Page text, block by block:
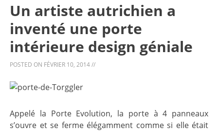
Un artiste autrichien a
inventé une porte
intérieure design géniale
POSTED ON FÉVRIER 10, 2014//
Appelé la Porte Evolution, la porte à 4 panneaux
s’ouvre et se ferme élégamment comme si elle était